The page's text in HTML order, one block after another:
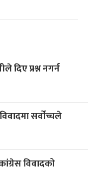
दिए प्रश्न नगर्न
सर्वोच्चले
विवादको